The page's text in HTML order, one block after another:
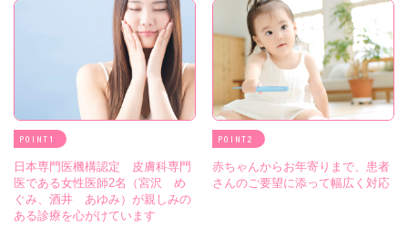
POINT
日本専門医機構認定 皮膚科専門
医である女性医師2名（宮沢 め
ぐみ、酒井 あゆみ）が親しみの
ある診療を心がけています
POINT
赤ちゃんからお年寄りまで、患者
さんのご要望に添って幅広く対応